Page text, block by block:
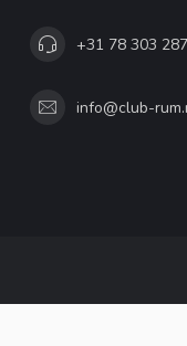
+31 78 303
info@club-